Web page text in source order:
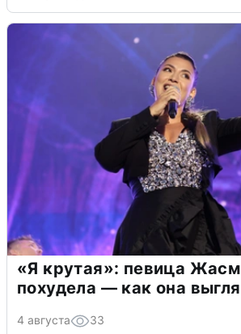
«Я крутая»: певица
похудела — как она
4 августа 33